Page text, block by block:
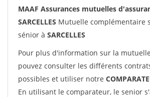
MAAF Assurances mutuelles
SARCELLES Mutuelle complémentaire
sénior à SARCELLES
Pour plus d'information sur la
pouvez consulter les différents
possibles et utiliser notre
En utilisant le comparateur, le senior